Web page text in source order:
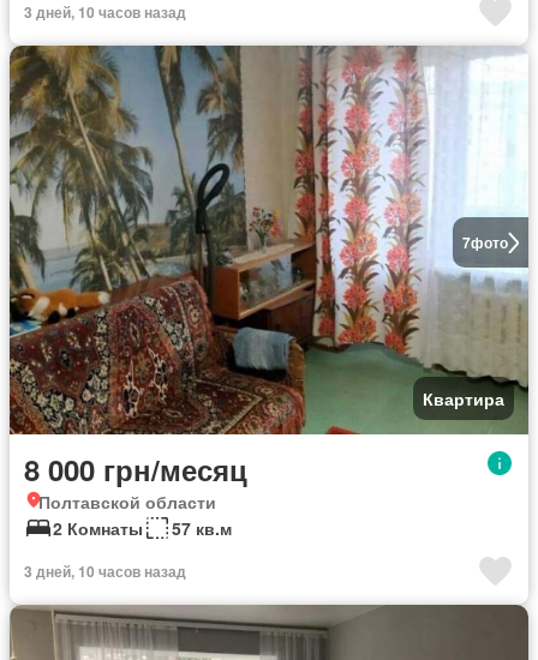
3 дней, 10 часов назад
7фото
Квартира
8 000 грн/месяц
Полтавской области
2 Комнаты
57 кв.м
3 дней, 10 часов назад